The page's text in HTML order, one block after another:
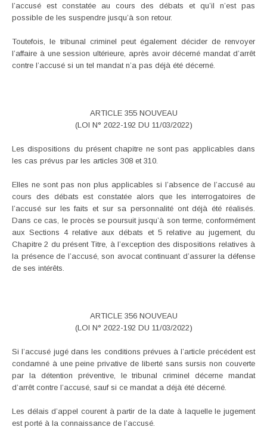
l’accusé est constatée au cours des débats et qu’il n’est pas
possible de les suspendre jusqu’à son retour.
Toutefois, le tribunal criminel peut également décider de renvoyer
l’affaire à une session ultérieure, après avoir décerné mandat d’arrêt
contre l’accusé si un tel mandat n’a pas déjà été décerné.
ARTICLE 355 NOUVEAU
(LOI N° 2022-192 DU 11/03/2022)
Les dispositions du présent chapitre ne sont pas applicables dans
les cas prévus par les articles 308 et 310.
Elles ne sont pas non plus applicables si l’absence de l’accusé au
cours des débats est constatée alors que les interrogatoires de
l’accusé sur les faits et sur sa personnalité ont déjà été réalisés.
Dans ce cas, le procès se poursuit jusqu’à son terme, conformément
aux Sections 4 relative aux débats et 5 relative au jugement, du
Chapitre 2 du présent Titre, à l’exception des dispositions relatives à
la présence de l’accusé, son avocat continuant d’assurer la défense
de ses intérêts.
ARTICLE 356 NOUVEAU
(LOI N° 2022-192 DU 11/03/2022)
Si l’accusé jugé dans les conditions prévues à l’article précédent est
condamné à une peine privative de liberté sans sursis non couverte
par la détention préventive, le tribunal criminel décerne mandat
d’arrêt contre l’accusé, sauf si ce mandat a déjà été décerné.
Les délais d’appel courent à partir de la date à laquelle le jugement
est porté à la connaissance de l’accusé.